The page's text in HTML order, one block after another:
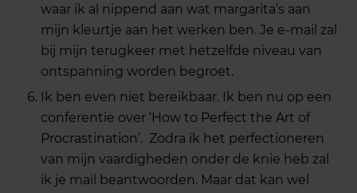
waar ik al nippend aan wat margarita’s aan
mijn kleurtje aan het werken ben. Je e-mail zal
bij mijn terugkeer met hetzelfde niveau van
ontspanning worden begroet.
Ik ben even niet bereikbaar. Ik ben nu op een ​​
conferentie over ‘How to Perfect the Art of
Procrastination’. Zodra ik het perfectioneren
van mijn vaardigheden onder de knie heb zal
ik je mail beantwoorden. Maar dat kan wel